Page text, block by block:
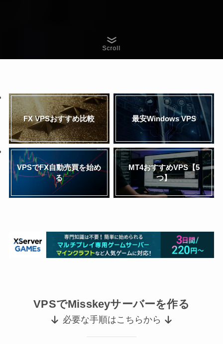
Scroll
FX VPSおすすめ比較 最安Windows VPS
VPSでFX自動売買を始め
る
MT4おすすめVPS【5
つ】
VPSでMisskeyサーバーを作る
必要な手順はこちらから